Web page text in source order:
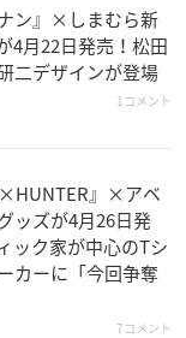
ン』×しまむら新
4月22日発売！松田
二デザインが登場
1コメント
』×アベ
ッズが4月26日発
ック家が中心のTシ
カーに「今回争奪
7コメント